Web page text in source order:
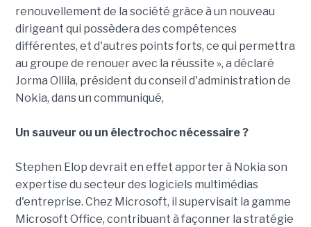
renouvellement de la société grâce à un nouveau
dirigeant qui possèdera des compétences
différentes, et d'autres points forts, ce qui permettra
au groupe de renouer avec la réussite », a déclaré
Jorma Ollila, président du conseil d'administration de
Nokia, dans un communiqué,
Un sauveur ou un électrochoc nécessaire ?
Stephen Elop devrait en effet apporter à Nokia son
expertise du secteur des logiciels multimédias
d'entreprise. Chez Microsoft, il supervisait la gamme
Microsoft Office, contribuant à façonner la stratégie